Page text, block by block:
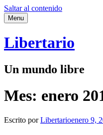
Saltar al contenido
Menu
Libertario
Un mundo libre
Mes: enero
Escrito porLibertarioenero 9,